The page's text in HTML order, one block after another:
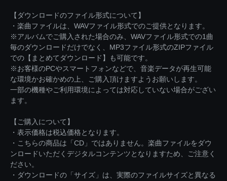
【ダウンロードのファイル形式について】
・楽曲ファイルは、WAVファイル形式でのご提供となります。
※アルバムでご購入された場合のみ、WAVファイル形式での1曲
毎のダウンロードだけでなく、MP3ファイル形式のZIPファイル
での【まとめてダウンロード】も可能です。
※お客様のPCやスマートフォンなどで、音楽データが再生可能
な環境かお確かめの上、ご購入頂けますようお願いします。
一部の機種やご利用環境によっては対応していない場合がござい
ます。
【ご購入について】
・表示価格は税込価格となります。
・こちらの商品は「CD」ではありません。楽曲ファイルをダウ
ンロードいただくデジタルコンテンツとなりますため、ご注意く
ださい。
・ダウンロードの「サイズ」は、実際のファイルサイズと異なる